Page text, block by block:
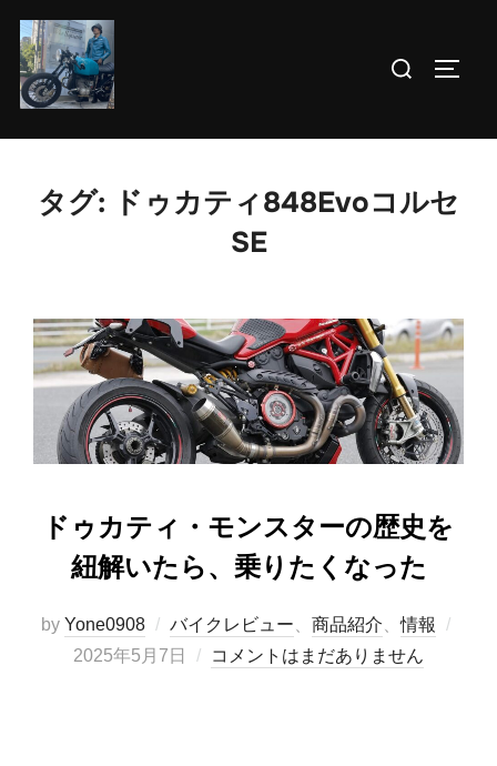
ツ
検
タグ: ドゥカティ848Evoコルセ
SE
ドゥカティ・モンスターの歴史を
紐解いたら、乗りたくなった
by Yone0908 バイクレビュー 商品紹介 、情報
2025年5月7日 コメントはまだありません